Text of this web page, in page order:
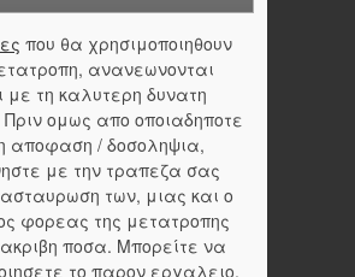
που θα χρησιμοποιηθουν
ανανεωνονται
με τη καλυτερη δυνατη
Πριν ομως απο οποιαδηποτε
αποφαση / δοσοληψια,
με την τραπεζα σας
των, μιας και ο
φορεας της μετατροπης
ακριβη ποσα. Μπορείτε να
το παρον εργαλειο,